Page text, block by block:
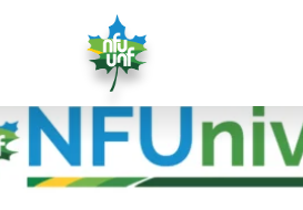
Aller au contenu